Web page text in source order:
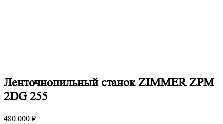
Ленточнопильный станок ZIMMER ZPM
2DG 255
480 000 ₽